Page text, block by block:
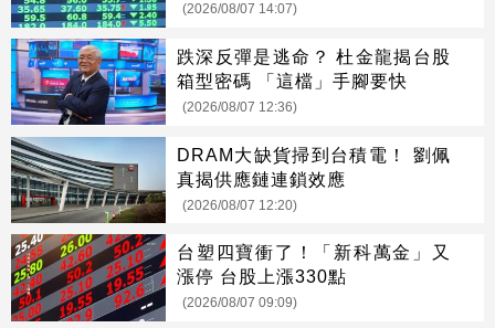
(2026/08/07 14:07)
跌深反彈是逃命？ 杜金龍揭台股
箱型密碼 「這檔」手腳要快
(2026/08/07 12:36)
DRAM大缺貨掃到台積電！ 劉佩
真揭供應鏈連鎖效應
(2026/08/07 12:20)
台塑四寶衝了！「新科萬金」又
漲停 台股上漲330點
(2026/08/07 09:09)